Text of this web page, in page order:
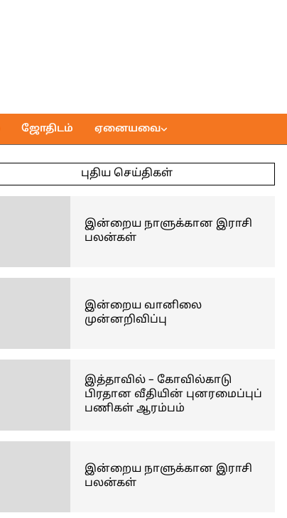
ஜோதிடம் ஏனையவை
புதிய செய்திகள்
இன்றைய நாளுக்கான இராசி
பலன்கள்
இன்றைய வானிலை
முன்னறிவிப்பு
இத்தாவில் – கோவில்காடு
பிரதான வீதியின் புனரமைப்புப்
பணிகள் ஆரம்பம்
இன்றைய நாளுக்கான இராசி
பலன்கள்